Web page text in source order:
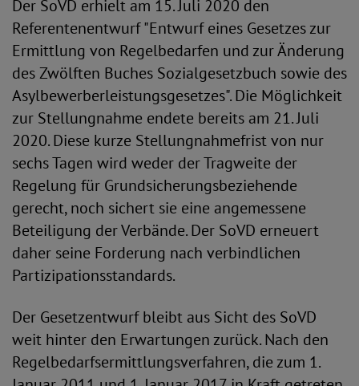
Der SoVD erhielt am 15. Juli 2020 den
Referentenentwurf "Entwurf eines Gesetzes zur
Ermittlung von Regelbedarfen und zur Änderung
des Zwölften Buches Sozialgesetzbuch sowie des
Asylbewerberleistungsgesetzes". Die Möglichkeit
zur Stellungnahme endete bereits am 21. Juli
2020. Diese kurze Stellungnahmefrist von nur
sechs Tagen wird weder der Tragweite der
Regelung für Grundsicherungsbeziehende
gerecht, noch sichert sie eine angemessene
Beteiligung der Verbände. Der SoVD erneuert
daher seine Forderung nach verbindlichen
Partizipationsstandards.
Der Gesetzentwurf bleibt aus Sicht des SoVD
weit hinter den Erwartungen zurück. Nach den
Regelbedarfsermittlungsverfahren, die zum 1.